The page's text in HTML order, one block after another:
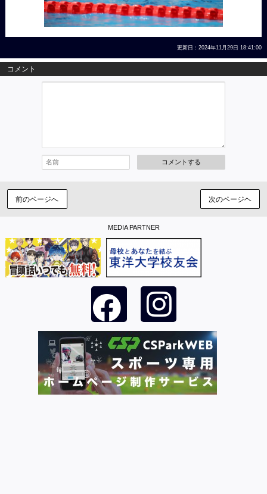
更新日：2024年11月29日 18:41:00
コメント
コメントする
前のページへ 次のページヘ
MEDIA PARTNER